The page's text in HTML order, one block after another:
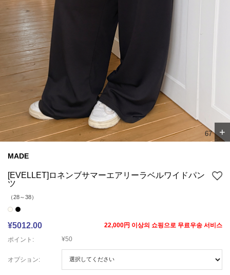
77 +
MADE
[EVELLET]ロネンブサマーエアリーラベルワイドパン
ツ
（28～38）
¥5012.00
22,000円 이상의 쇼핑으로 무료우송 서비스
ポイント:
¥50
オプション: